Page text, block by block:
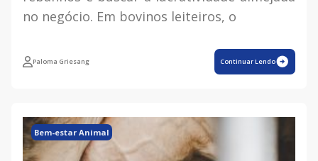
no negócio. Em bovinos leiteiros, o
Paloma Griesang Continuar Lendo
Bem-estar Animal